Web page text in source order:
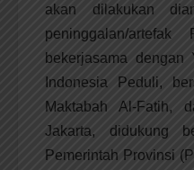
akan dilakukan
peninggalan/
bekerjasama dengan
Indonesia Peduli,
Maktabah Al-Fatih,
Jakarta, didukung
Pemerintah Provinsi